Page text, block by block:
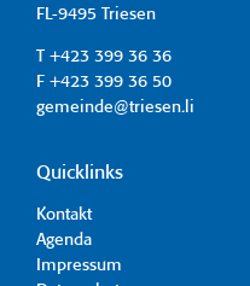
FL-9495 Triesen
T +423 399 36 36
F +423 399 36 50
gemeinde@triesen.li
Quicklinks
Kontakt
Agenda
Impressum